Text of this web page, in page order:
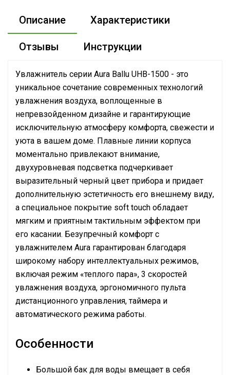
Описание Характеристики
Отзывы Инструкции
Увлажнитель серии Aura Ballu UHB-1500 - это
уникальное сочетание современных технологий
увлажнения воздуха, воплощенные в
непревзойденном дизайне и гарантирующие
исключительную атмосферу комфорта, свежести и
уюта в вашем доме. Плавные линии корпуса
моментально привлекают внимание,
двухуровневая подсветка подчеркивает
выразительный черный цвет прибора и придает
дополнительную эстетичность его внешнему виду,
а специальное покрытие soft touch обладает
мягким и приятным тактильным эффектом при
его касании. Безупречный комфорт с
увлажнителем Aura гарантирован благодаря
широкому набору интеллектуальных режимов,
включая режим «теплого пара», 3 скоростей
увлажнения воздуха, эргономичного пульта
дистанционного управления, таймера и
автоматического режима работы.
Особенности
Большой бак для воды вмещает в себя